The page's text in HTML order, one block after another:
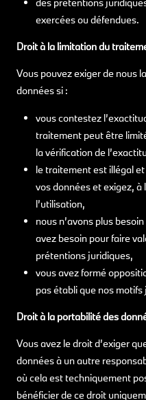
exercées ou défendues.
Droit à la limitation du
Vous pouvez exiger de nous
données si :
vous contestez
traitement peut être
la vérification de
le traitement est illégal
vos données et exigez,
l’utilisation,
nous n’avons plus
avez besoin pour faire
prétentions juridiques,
vous avez formé
pas établi que nos
Droit à la portabilité des
Vous avez le droit d’exiger
données à un autre
où cela est techniquement
bénéficier de ce droit